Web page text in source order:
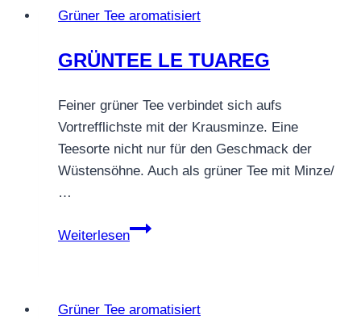
–
gut
Grüner Tee aromatisiert
GRÜNTEE LE TUAREG
Feiner grüner Tee verbindet sich aufs
Vortrefflichste mit der Krausminze. Eine
Teesorte nicht nur für den Geschmack der
Wüstensöhne. Auch als grüner Tee mit Minze/
…
Weiterlesen
GRÜNTEE
Grüner Tee aromatisiert